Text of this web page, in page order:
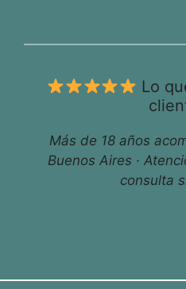
Lo
Más de 18 años
Buenos Aires ·
consulta